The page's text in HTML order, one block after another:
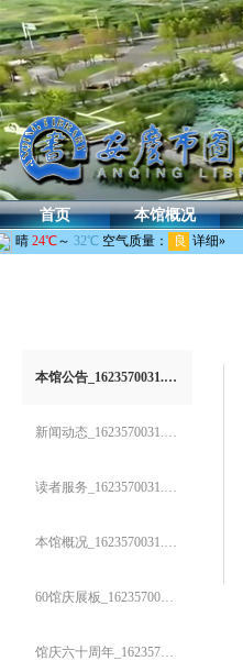
首页 本馆概况
本馆公告_1623570031.bj.wezhan.cn
新闻动态_1623570031.bj.wezhan.cn
读者服务_1623570031.bj.wezhan.cn
本馆概况_1623570031.bj.wezhan.cn
60馆庆展板_1623570031.bj.wezhan.cn
馆庆六十周年_1623570031.bj.wezhan.cn